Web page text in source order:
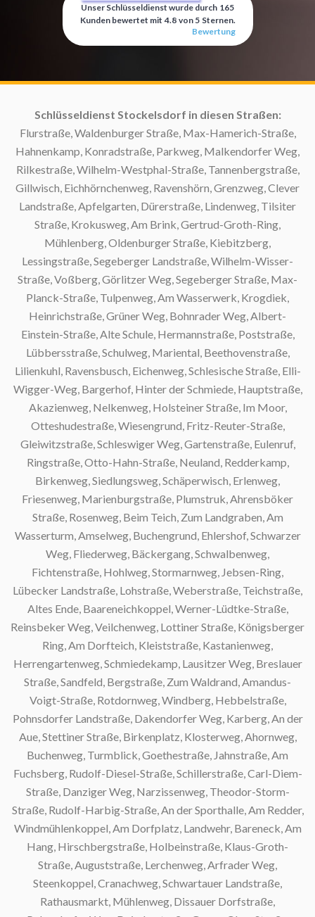
Unser Schlüsseldienst wurde durch 165
Kunden bewertet mit 4.8 von 5 Sternen.
Bewertung
Schlüsseldienst Stockelsdorf in diesen Straßen:
Flurstraße, Waldenburger Straße, Max-Hamerich-Straße,
Hahnenkamp, Konradstraße, Parkweg, Malkendorfer Weg,
Rilkestraße, Wilhelm-Westphal-Straße, Tannenbergstraße,
Gillwisch, Eichhörnchenweg, Ravenshörn, Grenzweg, Clever
Landstraße, Apfelgarten, Dürerstraße, Lindenweg, Tilsiter
Straße, Krokusweg, Am Brink, Gertrud-Groth-Ring,
Mühlenberg, Oldenburger Straße, Kiebitzberg,
Lessingstraße, Segeberger Landstraße, Wilhelm-Wisser-
Straße, Voßberg, Görlitzer Weg, Segeberger Straße, Max-
Planck-Straße, Tulpenweg, Am Wasserwerk, Krogdiek,
Heinrichstraße, Grüner Weg, Bohnrader Weg, Albert-
Einstein-Straße, Alte Schule, Hermannstraße, Poststraße,
Lübbersstraße, Schulweg, Mariental, Beethovenstraße,
Lilienkuhl, Ravensbusch, Eichenweg, Schlesische Straße, Elli-
Wigger-Weg, Bargerhof, Hinter der Schmiede, Hauptstraße,
Akazienweg, Nelkenweg, Holsteiner Straße, Im Moor,
Otteshudestraße, Wiesengrund, Fritz-Reuter-Straße,
Gleiwitzstraße, Schleswiger Weg, Gartenstraße, Eulenruf,
Ringstraße, Otto-Hahn-Straße, Neuland, Redderkamp,
Birkenweg, Siedlungsweg, Schäperwisch, Erlenweg,
Friesenweg, Marienburgstraße, Plumstruk, Ahrensböker
Straße, Rosenweg, Beim Teich, Zum Landgraben, Am
Wasserturm, Amselweg, Buchengrund, Ehlershof, Schwarzer
Weg, Fliederweg, Bäckergang, Schwalbenweg,
Fichtenstraße, Hohlweg, Stormarnweg, Jebsen-Ring,
Lübecker Landstraße, Lohstraße, Weberstraße, Teichstraße,
Altes Ende, Baareneichkoppel, Werner-Lüdtke-Straße,
Reinsbeker Weg, Veilchenweg, Lottiner Straße, Königsberger
Ring, Am Dorfteich, Kleiststraße, Kastanienweg,
Herrengartenweg, Schmiedekamp, Lausitzer Weg, Breslauer
Straße, Sandfeld, Bergstraße, Zum Waldrand, Amandus-
Voigt-Straße, Rotdornweg, Windberg, Hebbelstraße,
Pohnsdorfer Landstraße, Dakendorfer Weg, Karberg, An der
Aue, Stettiner Straße, Birkenplatz, Klosterweg, Ahornweg,
Buchenweg, Turmblick, Goethestraße, Jahnstraße, Am
Fuchsberg, Rudolf-Diesel-Straße, Schillerstraße, Carl-Diem-
Straße, Danziger Weg, Narzissenweg, Theodor-Storm-
Straße, Rudolf-Harbig-Straße, An der Sporthalle, Am Redder,
Windmühlenkoppel, Am Dorfplatz, Landwehr, Bareneck, Am
Hang, Hirschbergstraße, Holbeinstraße, Klaus-Groth-
Straße, Auguststraße, Lerchenweg, Arfrader Weg,
Steenkoppel, Cranachweg, Schwartauer Landstraße,
Rathausmarkt, Mühlenweg, Dissauer Dorfstraße,